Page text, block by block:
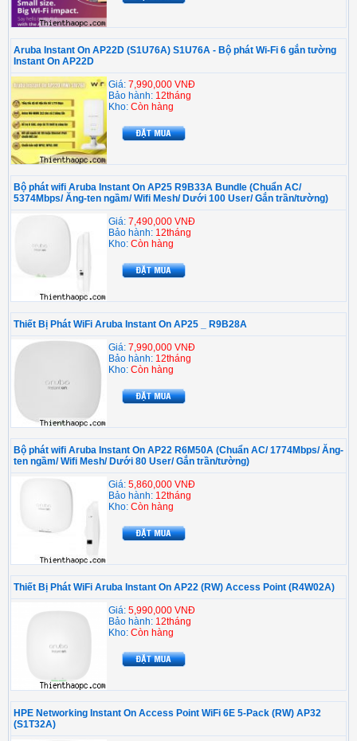
Aruba Instant On AP22D (S1U76A) S1U76A - Bộ phát Wi-Fi 6 gắn tường
Instant On AP22D
Giá: 7,990,000 VNĐ
Bảo hành: 12tháng
Kho: Còn hàng
Bộ phát wifi Aruba Instant On AP25 R9B33A Bundle (Chuẩn AC/
5374Mbps/ Ăng-ten ngầm/ Wifi Mesh/ Dưới 100 User/ Gắn trần/tường)
Giá: 7,490,000 VNĐ
Bảo hành: 12tháng
Kho: Còn hàng
Thiết Bị Phát WiFi Aruba Instant On AP25 _ R9B28A
Giá: 7,990,000 VNĐ
Bảo hành: 12tháng
Kho: Còn hàng
Bộ phát wifi Aruba Instant On AP22 R6M50A (Chuẩn AC/ 1774Mbps/ Ăng-
ten ngầm/ Wifi Mesh/ Dưới 80 User/ Gắn trần/tường)
Giá: 5,860,000 VNĐ
Bảo hành: 12tháng
Kho: Còn hàng
Thiết Bị Phát WiFi Aruba Instant On AP22 (RW) Access Point (R4W02A)
Giá: 5,990,000 VNĐ
Bảo hành: 12tháng
Kho: Còn hàng
HPE Networking Instant On Access Point WiFi 6E 5-Pack (RW) AP32
(S1T32A)